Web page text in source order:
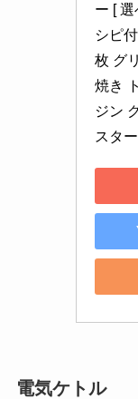
ー [
シピ
枚 グ
焼き
ジン
スタ
電気ケトル